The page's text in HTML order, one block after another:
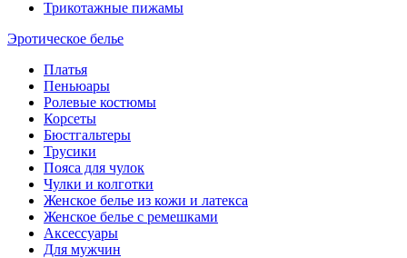
Трикотажные пижамы
Эротическое белье
Платья
Пеньюары
Ролевые костюмы
Корсеты
Бюстгальтеры
Трусики
Пояса для чулок
Чулки и колготки
Женское белье из кожи и латекса
Женское белье с ремешками
Аксессуары
Для мужчин